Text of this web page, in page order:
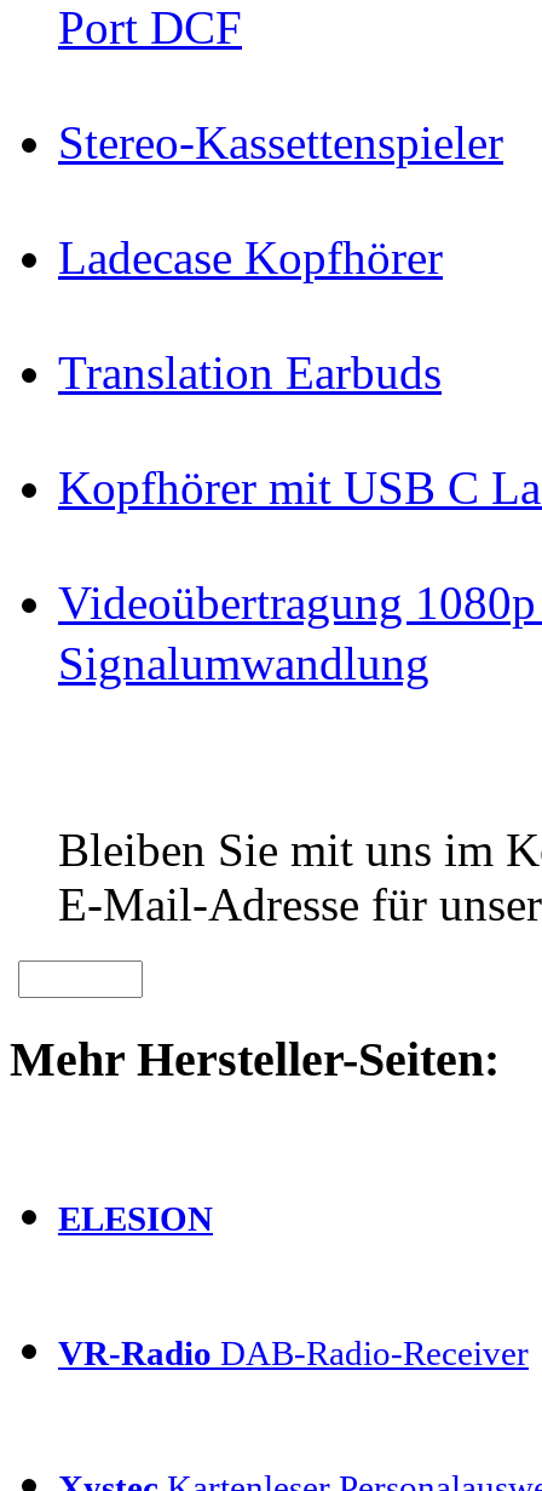
Port DCF
Stereo-Kassettenspieler
Ladecase Kopfhörer
Translation Earbuds
Kopfhörer mit USB C
Videoübertragung
Signalumwandlung
Bleiben Sie mit uns im
E-Mail-Adresse für
Mehr Hersteller-Seiten:
ELESION
VR-Radio DAB-Radio-Receiver